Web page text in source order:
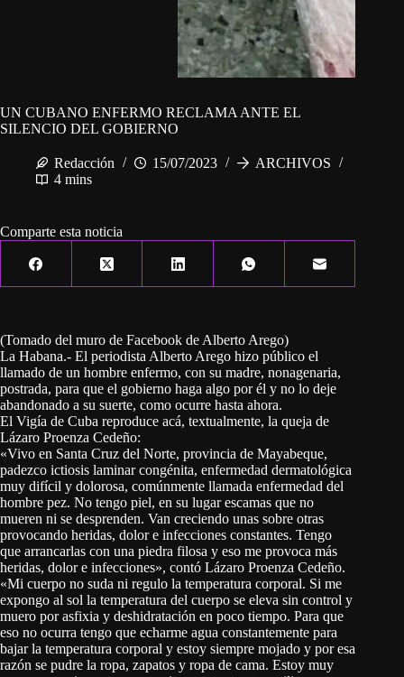
UN CUBANO ENFERMO RECLAMA ANTE EL
SILENCIO DEL GOBIERNO
Redacción 15/07/2023
ARCHIVOS
4 mins
Comparte esta noticia
(Tomado del muro de Facebook de Alberto Arego)
La Habana.- El periodista Alberto Arego hizo público el
llamado de un hombre enfermo, con su madre, nonagenaria,
postrada, para que el gobierno haga algo por él y no lo deje
abandonado a su suerte, como ocurre hasta ahora.
El Vigía de Cuba reproduce acá, textualmente, la queja de
Lázaro Proenza Cedeño:
«Vivo en Santa Cruz del Norte, provincia de Mayabeque,
padezco ictiosis laminar congénita, enfermedad dermatológica
muy difícil y dolorosa, comúnmente llamada enfermedad del
hombre pez. No tengo piel, en su lugar escamas que no
mueren ni se desprenden. Van creciendo unas sobre otras
provocando heridas, dolor e infecciones constantes. Tengo
que arrancarlas con una piedra filosa y eso me provoca más
heridas, dolor e infecciones», contó Lázaro Proenza Cedeño.
«Mi cuerpo no suda ni regulo la temperatura corporal. Si me
expongo al sol la temperatura del cuerpo se eleva sin control y
muero por asfixia y deshidratación en poco tiempo. Para que
eso no ocurra tengo que echarme agua constantemente para
bajar la temperatura corporal y estoy siempre mojado y por esa
razón se pudre la ropa, zapatos y ropa de cama. Estoy muy